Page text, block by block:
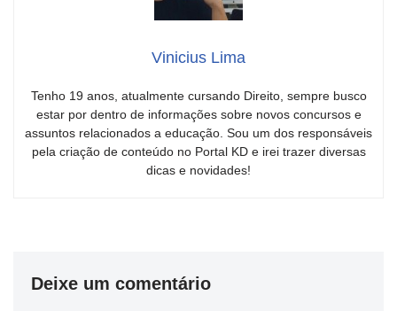
Vinicius Lima
Tenho 19 anos, atualmente cursando Direito, sempre busco
estar por dentro de informações sobre novos concursos e
assuntos relacionados a educação. Sou um dos responsáveis
pela criação de conteúdo no Portal KD e irei trazer diversas
dicas e novidades!
Deixe um comentário